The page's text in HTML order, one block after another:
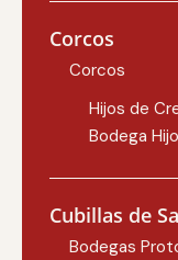
Corcos
Corcos
Hijos de
Bodega
Cubillas de
Bodegas